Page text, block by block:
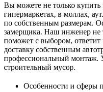
Вы можете не только
гипермаркетах, в моллах,
по собственным размерам.
замерщика. Наш инженер не
поможет с выбором,
доставку собственным
профессиональный монтаж.
строительный мусор.
Особенности и сферы